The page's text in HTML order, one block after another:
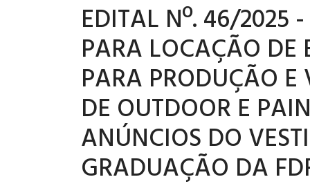
EDITAL Nº. 46/2025 -
PARA LOCAÇÃO DE
PARA PRODUÇÃO
DE OUTDOOR E
ANÚNCIOS DO
GRADUAÇÃO DA